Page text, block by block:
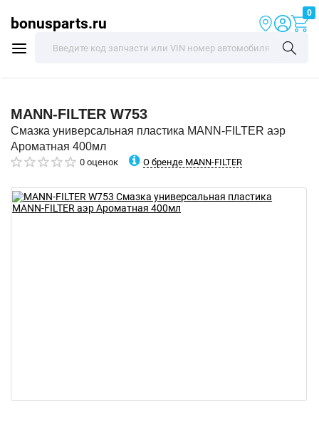
bonusparts.ru
0
MANN-FILTER W753
Смазка универсальная пластика MANN-FILTER аэр
Ароматная 400мл
0 оценок О бренде MANN-FILTER